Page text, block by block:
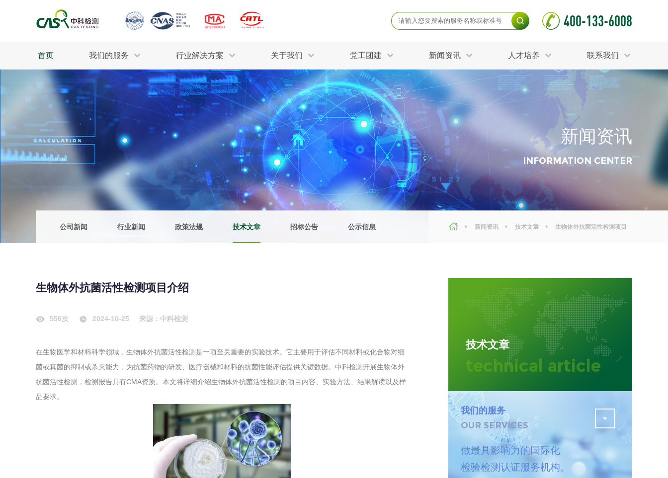
400-133-6008
首页 我们的服务 行业解决方案 关于我们 党工团建 新闻资讯 人才培养 联系我们
生态环保
工业材料
美妆消毒
石油化工
轻工产品
制药医疗
建筑材料
农副产品
专项服务
综合检测
检测服务
污水检测 三废监测 电磁辐射检测 声环境与振动检测
废气检测 二噁英检测 土壤检测
评估调查
耕地质量评价 矿山资源调查 危险废物鉴别 危废鉴定
场地调查 环境风险评估 农用地土壤调查 更多
更多
测绘测量
地理信息系统 不动产测绘 轨道交通变形监测
环保工程
VOCs废气治理 固废处理工程
综合利用工程 更多
在线咨询
行业解决方案
INDUSTRY SOLUTIONS
为全球各产业提供一站式
整体技术解决方案。
产品质量鉴定
固废危废鉴定
土壤场地调查
生态环境检测
消毒检测备案
空气净化检测
公共卫生检测
病毒杀灭试验
防护产品检测
成分分析化验
有毒有害检测
运动场地检测
涉水产品检测
放射卫生检测
食品安全检测
洁净度检测
化妆品检测
水资源检测
毒理检测
光伏检测
新闻资讯
INFORMATION CENTER
公司新闻 行业新闻 政策法规 技术文章 招标公告 公示信息 新闻资讯 技术文章 生物体外抗菌活性检测项目
生物体外抗菌活性检测项目介绍
556次 2024-10-25 来源：中科检测
在生物医学和材料科学领域，生物体外抗菌活性检测是一项至关重要的实验技术。它主要用于评估不同材料或化合物对细
菌或真菌的抑制或杀灭能力，为抗菌药物的研发、医疗器械和材料的抗菌性能评估提供关键数据。中科检测开展生物体外
抗菌活性检测，检测报告具有CMA资质。本文将详细介绍生物体外抗菌活性检测的项目内容、实验方法、结果解读以及样
品要求。
技术文章
technical article
我们的服务
OUR SERVICES
做最具影响力的国际化
检验检测认证服务机构。